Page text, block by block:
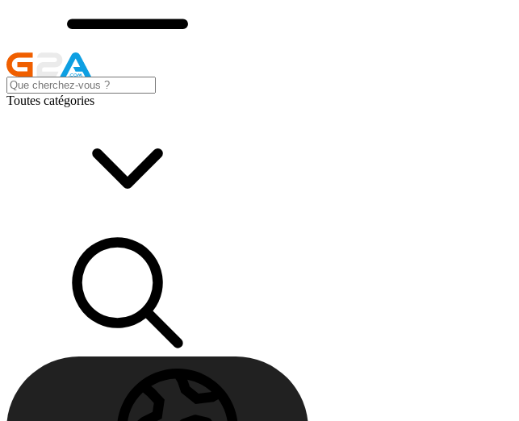
Toutes catégories